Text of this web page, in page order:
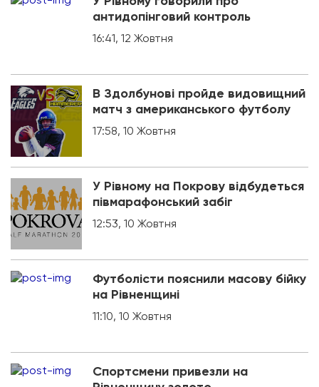
антидопінговий контроль
16:41, 12 Жовтня
В Здолбунові пройде видовищний
матч з американського футболу
17:58, 10 Жовтня
У Рівному на Покрову відбудеться
півмарафонський забіг
12:53, 10 Жовтня
Футболісти пояснили масову бійку
на Рівненщині
11:10, 10 Жовтня
Спортсмени привезли на